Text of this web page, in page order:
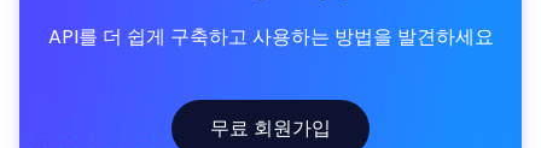
API를 더 쉽게 구축하고 사용하는 방법을 발견하세요
무료 회원가입